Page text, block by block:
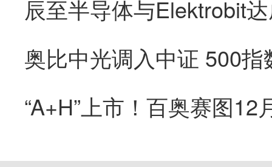
辰至半导体与Elektrobit